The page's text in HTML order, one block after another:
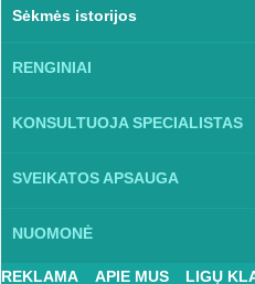
Sėkmės istorijos
RENGINIAI
KONSULTUOJA SPECIALISTAS
SVEIKATOS APSAUGA
NUOMONĖ
REKLAMA APIE MUS LIGŲ